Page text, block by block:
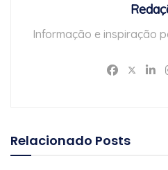
Informação e inspiração
Relacionado Posts